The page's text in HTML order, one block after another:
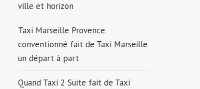
ville et horizon
Taxi Marseille Provence
conventionné fait de Taxi Marseille
un départ à part
Quand Taxi 2 Suite fait de Taxi